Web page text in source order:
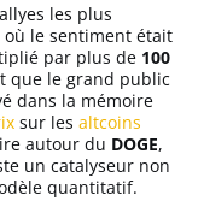
les plus
où le sentiment était
par plus de 100
que le grand public
dans la mémoire
sur les altcoins
autour du DOGE,
un catalyseur non
quantitatif.